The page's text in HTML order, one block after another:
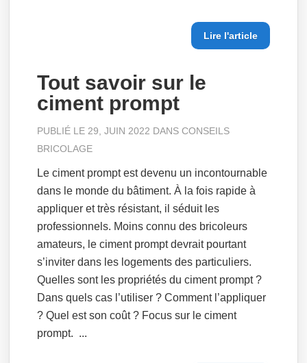
Lire l'article
Tout savoir sur le
ciment prompt
PUBLIÉ LE 29, JUIN 2022 DANSCONSEILS
BRICOLAGE
Le ciment prompt est devenu un incontournable
dans le monde du bâtiment. À la fois rapide à
appliquer et très résistant, il séduit les
professionnels. Moins connu des bricoleurs
amateurs, le ciment prompt devrait pourtant
s’inviter dans les logements des particuliers.
Quelles sont les propriétés du ciment prompt ?
Dans quels cas l’utiliser ? Comment l’appliquer
? Quel est son coût ? Focus sur le ciment
prompt. ...